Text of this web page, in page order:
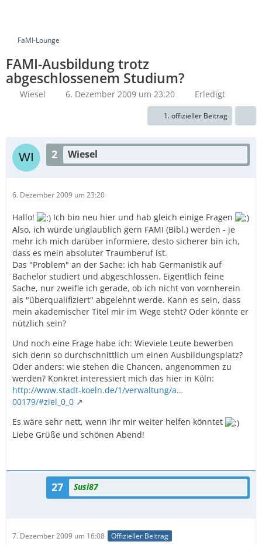
FaMI-Lounge
FAMI-Ausbildung trotz
abgeschlossenem Studium?
Wiesel 6. Dezember 2009 um 23:20 Erledigt
1. offizieller Beitrag
2 Wiesel
6. Dezember 2009 um 23:20
Hallo!
Ich bin neu hier und hab gleich einige Fragen
Also, ich würde unglaublich gern FAMI (Bibl.) werden - je
mehr ich mich darüber informiere, desto sicherer bin ich,
dass es mein absoluter Traumberuf ist.
Das "Problem" an der Sache: ich hab Germanistik auf
Bachelor studiert und abgeschlossen. Eigentlich feine
Sache, nur zweifle ich gerade, ob ich nicht von vornherein
als "überqualifiziert" abgelehnt werde. Kann es sein, dass
mein akademischer Titel mir im Wege steht? Oder könnte er
nützlich sein?
Und noch eine Frage habe ich: Wieviele Leute bewerben
sich denn so durchschnittlich um einen Ausbildungsplatz?
Oder anders: wie stehen die Chancen, angenommen zu
werden? Konkret interessiert mich das hier in Köln:
http://www.stadt-koeln.de/1/verwaltung/a…
00179/#ziel_0_0
Es wäre sehr nett, wenn ihr mir weiter helfen könntet
Liebe Grüße und schönen Abend!
27 Susi87
7. Dezember 2009 um 16:08 Offizieller Beitrag